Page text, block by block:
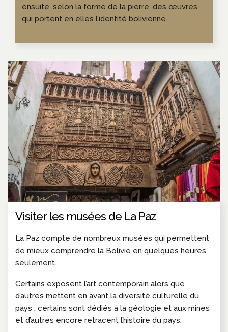
ensuite, selon la forme de la pierre, des œuvres
qui portent en elles l’identité bolivienne.
Visiter les musées de La Paz
La Paz compte de nombreux musées qui permettent
de mieux comprendre la Bolivie en quelques heures
seulement.
Certains exposent l’art contemporain alors que
d’autres mettent en avant la diversité culturelle du
pays ; certains sont dédiés à la géologie et aux mines
et d’autres encore retracent l’histoire du pays.